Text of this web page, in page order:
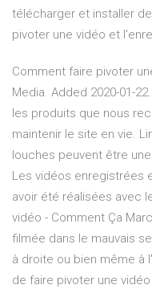
télécharger et installer
pivoter une vidéo et
Comment faire pivoter
Media. Added 2020-01-
les produits que nous
maintenir le site en vie.
louches peuvent être
Les vidéos enregistrées
avoir été réalisées avec
vidéo - Comment Ça
filmée dans le mauvais
à droite ou bien même à
de faire pivoter une